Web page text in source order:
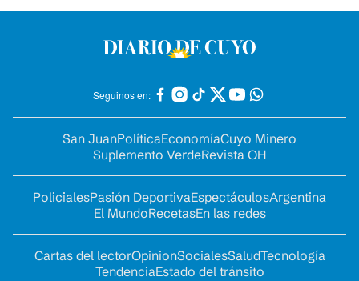
Seguinos en:
San JuanPolíticaEconomíaCuyo Minero
Suplemento VerdeRevista OH
PolicialesPasión DeportivaEspectáculosArgentina
El MundoRecetasEn las redes
Cartas del lectorOpinionSocialesSaludTecnología
TendenciaEstado del tránsito